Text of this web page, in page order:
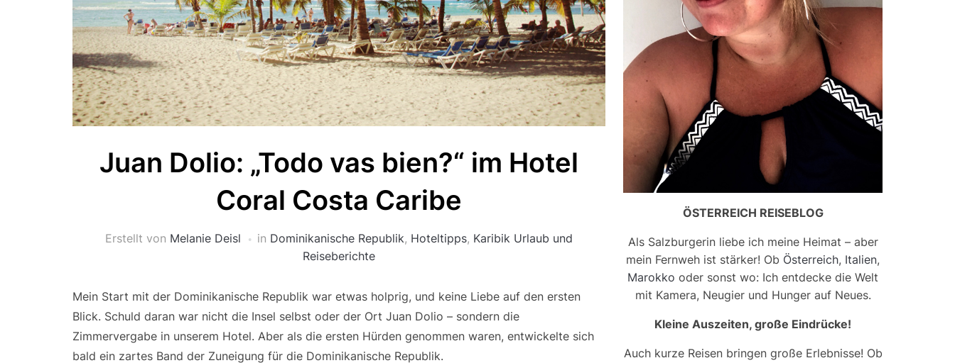
Juan Dolio: „Todo vas bien?“ im Hotel
Coral Costa Caribe
Erstellt von Melanie Deisl in Dominikanische Republik, Hoteltipps, Karibik Urlaub und
Reiseberichte
Mein Start mit der Dominikanische Republik war etwas holprig, und keine Liebe auf den ersten
Blick. Schuld daran war nicht die Insel selbst oder der Ort Juan Dolio – sondern die
Zimmervergabe in unserem Hotel. Aber als die ersten Hürden genommen waren, entwickelte sich
bald ein zartes Band der Zuneigung für die Dominikanische Republik.
ÖSTERREICH REISEBLOG
Als Salzburgerin liebe ich meine Heimat – aber
mein Fernweh ist stärker! Ob Österreich, Italien,
Marokko oder sonst wo: Ich entdecke die Welt
mit Kamera, Neugier und Hunger auf Neues.
Kleine Auszeiten, große Eindrücke!
Auch kurze Reisen bringen große Erlebnisse! Ob